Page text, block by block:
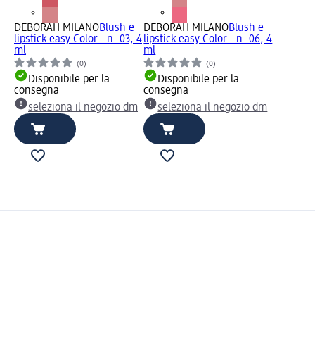
DEBORAH MILANOBlush e
lipstick easy Color - n. 03, 4
ml
(0)
Disponibile per la
consegna
seleziona il negozio dm
DEBORAH MILANOBlush e
lipstick easy Color - n. 06, 4
ml
(0)
Disponibile per la
consegna
seleziona il negozio dm